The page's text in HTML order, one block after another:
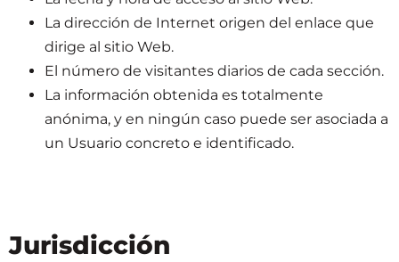
La dirección de Internet origen del enlace que
dirige al sitio Web.
El número de visitantes diarios de cada sección.
La información obtenida es totalmente
anónima, y en ningún caso puede ser asociada a
un Usuario concreto e identificado.
Jurisdicción